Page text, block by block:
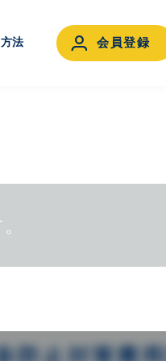
法 会員登録